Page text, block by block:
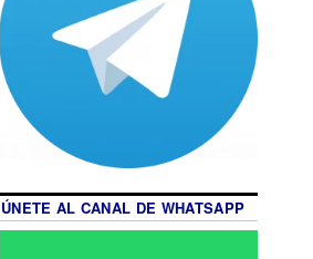
ÚNETE AL CANAL DE WHATSAPP